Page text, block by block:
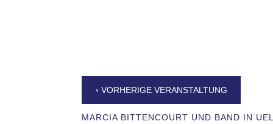
‹ VORHERIGE VERANSTALTUNG
MARCIA BITTENCOURT UND BAND IN